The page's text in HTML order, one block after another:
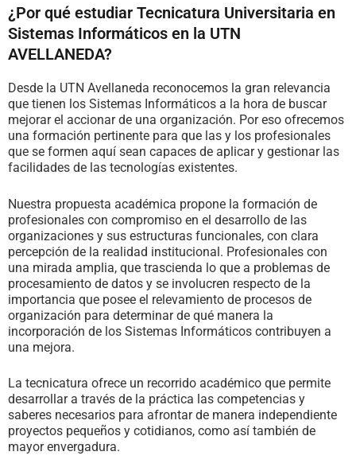
¿Por qué estudiar Tecnicatura Universitaria en
Sistemas Informáticos en la UTN
AVELLANEDA?
Desde la UTN Avellaneda reconocemos la gran relevancia
que tienen los Sistemas Informáticos a la hora de buscar
mejorar el accionar de una organización. Por eso ofrecemos
una formación pertinente para que las y los profesionales
que se formen aquí sean capaces de aplicar y gestionar las
facilidades de las tecnologías existentes.
Nuestra propuesta académica propone la formación de
profesionales con compromiso en el desarrollo de las
organizaciones y sus estructuras funcionales, con clara
percepción de la realidad institucional. Profesionales con
una mirada amplia, que trascienda lo que a problemas de
procesamiento de datos y se involucren respecto de la
importancia que posee el relevamiento de procesos de
organización para determinar de qué manera la
incorporación de los Sistemas Informáticos contribuyen a
una mejora.
La tecnicatura ofrece un recorrido académico que permite
desarrollar a través de la práctica las competencias y
saberes necesarios para afrontar de manera independiente
proyectos pequeños y cotidianos, como así también de
mayor envergadura.